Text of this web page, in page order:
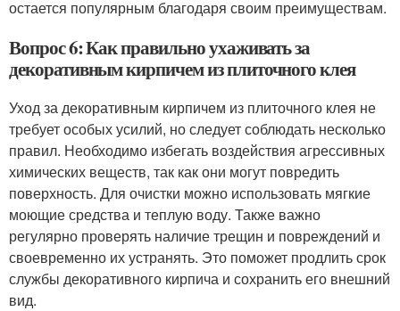
остается популярным благодаря своим преимуществам.
Вопрос 6: Как правильно ухаживать за
декоративным кирпичем из плиточного клея
Уход за декоративным кирпичем из плиточного клея не
требует особых усилий, но следует соблюдать несколько
правил. Необходимо избегать воздействия агрессивных
химических веществ, так как они могут повредить
поверхность. Для очистки можно использовать мягкие
моющие средства и теплую воду. Также важно
регулярно проверять наличие трещин и повреждений и
своевременно их устранять. Это поможет продлить срок
службы декоративного кирпича и сохранить его внешний
вид.